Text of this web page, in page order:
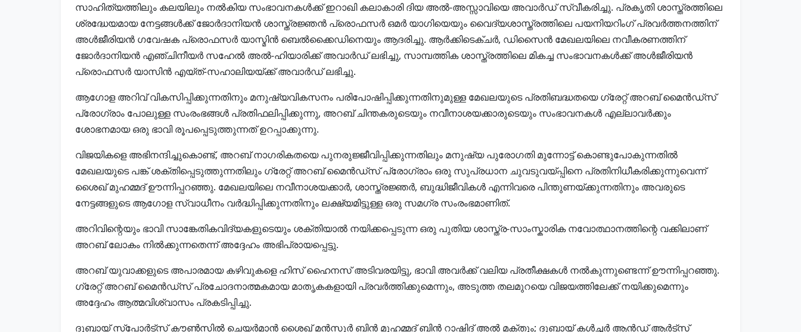
സാഹിത്യത്തിലും കലയിലും നൽകിയ സംഭാവനകൾക്ക് ഇറാഖി കലാകാരി ദിയ അൽ-അസ്സാവിയെ അവാർഡ് സ്വീകരിച്ചു. പ്രകൃതി ശാസ്ത്രത്തിലെ
ശ്രദ്ധേയമായ നേട്ടങ്ങൾക്ക് ജോർദാനിയൻ ശാസ്ത്രജ്ഞൻ പ്രൊഫസർ ഒമർ യാഗിയെയും വൈദ്യശാസ്ത്രത്തിലെ പയനിയറിംഗ് പ്രവർത്തനത്തിന്
അൾജീരിയൻ ഗവേഷക പ്രൊഫസർ യാസ്മിൻ ബെൽക്കൈഡിനെയും ആദരിച്ചു. ആർക്കിടെക്ചർ, ഡിസൈൻ മേഖലയിലെ നവീകരണത്തിന്
ജോർദാനിയൻ എഞ്ചിനീയർ സഹേൽ അൽ-ഹിയാരിക്ക് അവാർഡ് ലഭിച്ചു, സാമ്പത്തിക ശാസ്ത്രത്തിലെ മികച്ച സംഭാവനകൾക്ക് അൾജീരിയൻ
പ്രൊഫസർ യാസിൻ എയ്ത്-സഹാലിയയ്ക്ക് അവാർഡ് ലഭിച്ചു.
ആഗോള അറിവ് വികസിപ്പിക്കുന്നതിനും മനുഷ്യവികസനം പരിപോഷിപ്പിക്കുന്നതിനുമുള്ള മേഖലയുടെ പ്രതിബദ്ധതയെ ഗ്രേറ്റ് അറബ് മൈൻഡ്സ്
പ്രോഗ്രാം പോലുള്ള സംരംഭങ്ങൾ പ്രതിഫലിപ്പിക്കുന്നു, അറബ് ചിന്തകരുടെയും നവീനാശയക്കാരുടെയും സംഭാവനകൾ എല്ലാവർക്കും
ശോഭനമായ ഒരു ഭാവി രൂപപ്പെടുത്തുന്നത് ഉറപ്പാക്കുന്നു.
വിജയികളെ അഭിനന്ദിച്ചുകൊണ്ട്, അറബ് നാഗരികതയെ പുനരുജ്ജീവിപ്പിക്കുന്നതിലും മനുഷ്യ പുരോഗതി മുന്നോട്ട് കൊണ്ടുപോകുന്നതിൽ
മേഖലയുടെ പങ്ക് ശക്തിപ്പെടുത്തുന്നതിലും ഗ്രേറ്റ് അറബ് മൈൻഡ്സ് പ്രോഗ്രാം ഒരു സുപ്രധാന ചുവടുവയ്പ്പിനെ പ്രതിനിധീകരിക്കുന്നുവെന്ന്
ശൈഖ് മുഹമ്മദ് ഊന്നിപ്പറഞ്ഞു. മേഖലയിലെ നവീനാശയക്കാർ, ശാസ്ത്രജ്ഞർ, ബുദ്ധിജീവികൾ എന്നിവരെ പിന്തുണയ്ക്കുന്നതിനും അവരുടെ
നേട്ടങ്ങളുടെ ആഗോള സ്വാധീനം വർദ്ധിപ്പിക്കുന്നതിനും ലക്ഷ്യമിട്ടുള്ള ഒരു സമഗ്ര സംരംഭമാണിത്.
അറിവിന്റെയും ഭാവി സാങ്കേതികവിദ്യകളുടെയും ശക്തിയാൽ നയിക്കപ്പെടുന്ന ഒരു പുതിയ ശാസ്ത്ര-സാംസ്കാരിക നവോത്ഥാനത്തിന്റെ വക്കിലാണ്
അറബ് ലോകം നിൽക്കുന്നതെന്ന് അദ്ദേഹം അഭിപ്രായപ്പെട്ടു.
അറബ് യുവാക്കളുടെ അപാരമായ കഴിവുകളെ ഹിസ് ഹൈനസ് അടിവരയിട്ടു, ഭാവി അവർക്ക് വലിയ പ്രതീക്ഷകൾ നൽകുന്നുണ്ടെന്ന് ഊന്നിപ്പറഞ്ഞു.
ഗ്രേറ്റ് അറബ് മൈൻഡ്‌സ് പ്രചോദനാത്മകമായ മാതൃകകളായി പ്രവർത്തിക്കുമെന്നും, അടുത്ത തലമുറയെ വിജയത്തിലേക്ക് നയിക്കുമെന്നും
അദ്ദേഹം ആത്മവിശ്വാസം പ്രകടിപ്പിച്ചു.
ദുബായ് സ്‌പോർട്‌സ് കൗൺസിൽ ചെയർമാൻ ശൈഖ് മൻസൂർ ബിൻ മുഹമ്മദ് ബിൻ റാഷിദ് അൽ മക്തൂം; ദുബായ് കൾച്ചർ ആൻഡ് ആർട്‌സ്